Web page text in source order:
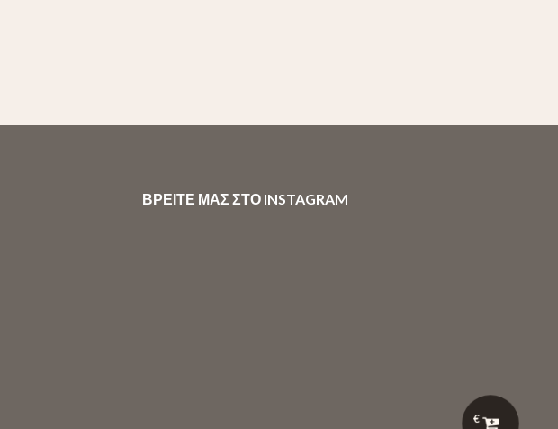
€
ΒΡΕΙΤΕ ΜΑΣ ΣΤΟ INSTAGRAM